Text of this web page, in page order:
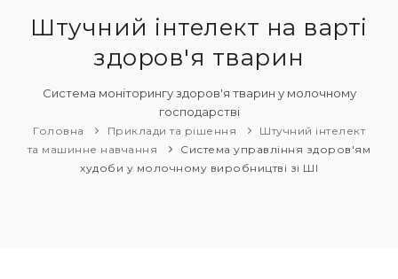
ПРО НАС
ПРИКЛАДИ ТА РІШЕННЯ
КАТАЛОГ ПРОДУКЦІЇ
НОВИНИ
Штучний інтелект на варті
здоров'я тварин
Система моніторингу здоров'я тварин у молочному
господарстві
Головна Приклади та рішення
Штучний інтелект
та машинне навчання
Система управління здоров'ям
худоби у молочному виробництві зі ШІ